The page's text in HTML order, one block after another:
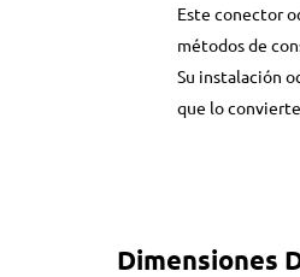
Este conector
métodos de
Su instalación
que lo
Dimensiones